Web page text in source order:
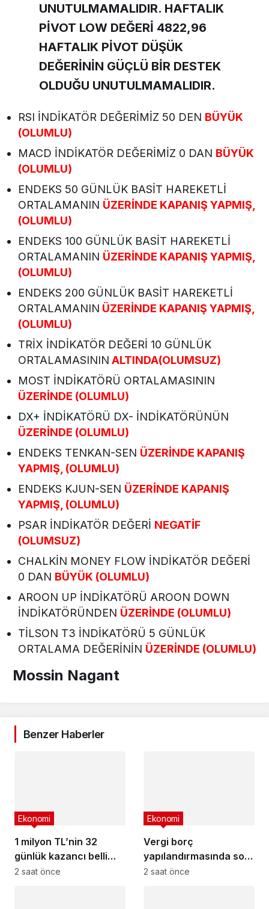
UNUTULMAMALIDIR. HAFTALIK
PİVOT LOW DEĞERİ 4822,96
HAFTALIK PİVOT DÜŞÜK
DEĞERİNİN GÜÇLÜ BİR DESTEK
OLDUĞU UNUTULMAMALIDIR.
RSI İNDİKATÖR DEĞERİMİZ 50 DEN BÜYÜK
(OLUMLU)
MACD İNDİKATÖR DEĞERİMİZ 0 DAN BÜYÜK
(OLUMLU)
ENDEKS 50 GÜNLÜK BASİT HAREKETLİ
ORTALAMANIN ÜZERİNDE KAPANIŞ YAPMIŞ,
(OLUMLU)
ENDEKS 100 GÜNLÜK BASİT HAREKETLİ
ORTALAMANIN ÜZERİNDE KAPANIŞ YAPMIŞ,
(OLUMLU)
ENDEKS 200 GÜNLÜK BASİT HAREKETLİ
ORTALAMANIN ÜZERİNDE KAPANIŞ YAPMIŞ,
(OLUMLU)
TRİX İNDİKATÖR DEĞERİ 10 GÜNLÜK
ORTALAMASININ ALTINDA(OLUMSUZ)
MOST İNDİKATÖRÜ ORTALAMASININ
ÜZERİNDE (OLUMLU)
DX+ İNDİKATÖRÜ DX- İNDİKATÖRÜNÜN
ÜZERİNDE (OLUMLU)
ENDEKS TENKAN-SEN ÜZERİNDE KAPANIŞ
YAPMIŞ, (OLUMLU)
ENDEKS KJUN-SEN ÜZERİNDE KAPANIŞ
YAPMIŞ, (OLUMLU)
PSAR İNDİKATÖR DEĞERİ NEGATİF
(OLUMSUZ)
CHALKİN MONEY FLOW İNDİKATÖR DEĞERİ
0 DAN BÜYÜK (OLUMLU)
AROON UP İNDİKATÖRÜ AROON DOWN
İNDİKATÖRÜNDEN ÜZERİNDE (OLUMLU)
TİLSON T3 İNDİKATÖRÜ 5 GÜNLÜK
ORTALAMA DEĞERİNİN ÜZERİNDE (OLUMLU)
Mossin Nagant
Benzer Haberler
1 milyon TL’nin 32
günlük kazancı belli
oldu : En yüksek
Ekonomi
2 saat önce
Vergi borç
yapılandırmasında son
gün yaklaşıyor
Ekonomi
2 saat önce